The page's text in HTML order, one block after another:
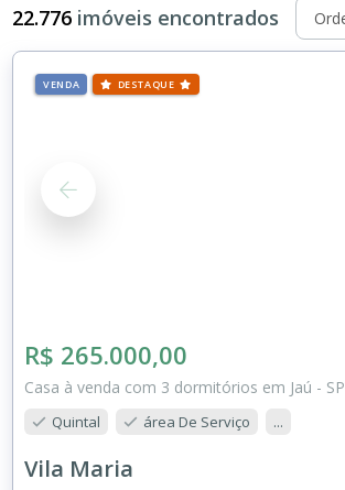
22.776 imóveis encontrados
VENDA DESTAQUE
R$ 265.000,00
Casa à venda com 3 dormitórios em Jaú - SP
Quintal área De Serviço ...
Vila Maria